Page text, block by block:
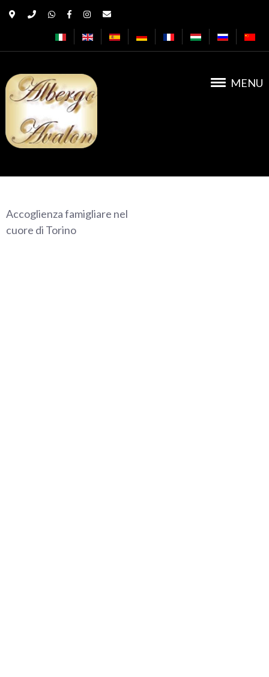
MENU
Accoglienza famigliare nel
cuore di Torino